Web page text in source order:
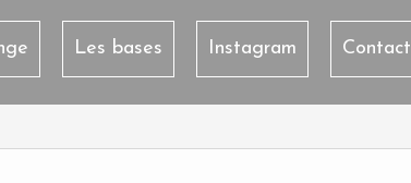
Les bases Instagram Contact